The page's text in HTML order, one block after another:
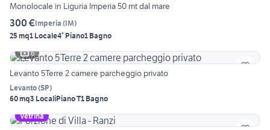
Monolocale in Liguria Imperia 50 mt dal mare
300 €Imperia (IM)
25 mq1 Locale4° Piano1 Bagno
6
Levanto 5Terre 2 camere parcheggio privato
Levanto(SP)
60 mq3 LocaliPiano T1 Bagno
Vetrina